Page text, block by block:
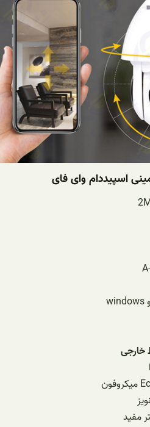
اسپیددام وای فای
خارجی